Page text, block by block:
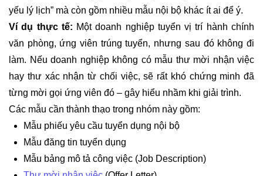
yếu lý lịch” mà còn gồm nhiều mẫu nội bộ khác ít ai để ý.
Ví dụ thực tế: Một doanh nghiệp tuyển vị trí hành chính
văn phòng, ứng viên trúng tuyển, nhưng sau đó không đi
làm. Nếu doanh nghiệp không có mẫu thư mời nhận việc
hay thư xác nhận từ chối việc, sẽ rất khó chứng minh đã
từng mời gọi ứng viên đó – gây hiểu nhầm khi giải trình.
Các mẫu cần thành thạo trong nhóm này gồm:
Mẫu phiếu yêu cầu tuyển dụng nội bộ
Mẫu đăng tin tuyển dụng
Mẫu bảng mô tả công việc (Job Description)